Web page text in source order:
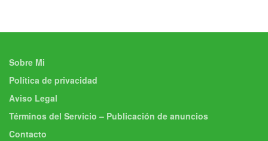
Sobre Mi
Política de privacidad
Aviso Legal
Términos del Servicio – Publicación de anuncios
Contacto